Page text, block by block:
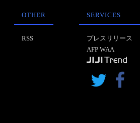
OTHER
RSS
SERVICES
プレスリリース
AFP WAA